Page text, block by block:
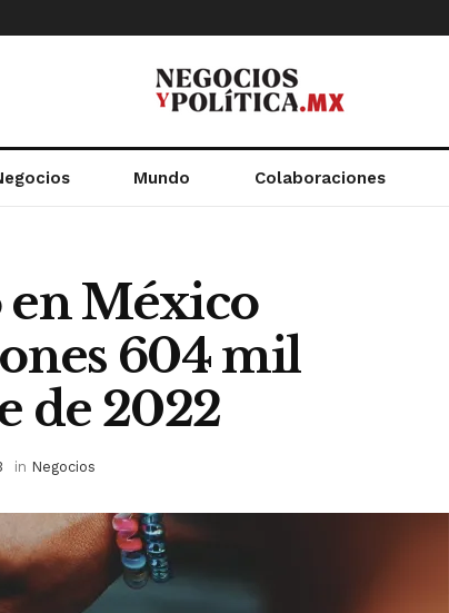
Mundo Colaboraciones
México
604 mil
de 2022
in Negocios